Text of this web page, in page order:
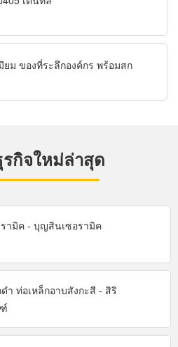
ยม ของที่ระลึกองค์กร พร้อมสก
รกิจใหม่ล่าสุด
ามิค - บุญสินเซอรามิค
ำ ท่อเหล็กอาบสังกะสี - สิริ